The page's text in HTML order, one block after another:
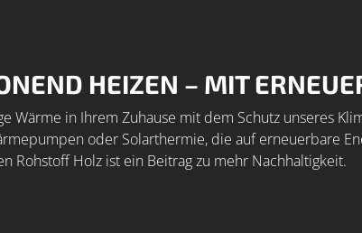
HEIZEN – MIT
Wärme in Ihrem Zuhause mit dem Schutz unseres
oder Solarthermie, die auf erneuerbare
Rohstoff Holz ist ein Beitrag zu mehr Nachhaltigkeit.